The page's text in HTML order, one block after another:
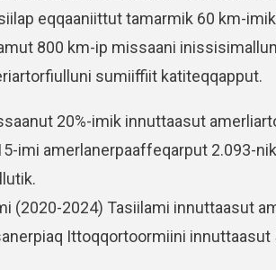
eqqaaniittut tamarmik 60 km-
800 km-ip missaani
sumiiffiit katiteqqapput.
20%-imik innuttaasut
imi amerlanerpaaffeqarput 2.093-
(2020-2024) Tasiilami innuttaasut
Ittoqqortoormiini innuttaasut